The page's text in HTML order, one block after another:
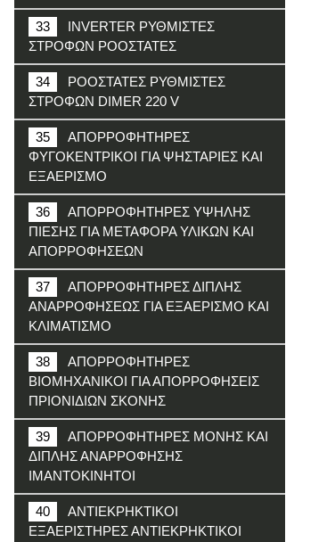
33
INVERTER ΡΥΘΜΙΣΤΕΣ
ΣΤΡΟΦΩΝ ΡΟΟΣΤΑΤΕΣ
34
ΡΟΟΣΤΑΤΕΣ ΡΥΘΜΙΣΤΕΣ
ΣΤΡΟΦΩΝ DIMER 220 V
35
ΑΠΟΡΡΟΦΗΤΗΡΕΣ
ΦΥΓΟΚΕΝΤΡΙΚΟΙ ΓΙΑ ΨΗΣΤΑΡΙΕΣ ΚΑΙ
ΕΞΑΕΡΙΣΜΟ
36
ΑΠΟΡΡΟΦΗΤΗΡΕΣ ΥΨΗΛΗΣ
ΠΙΕΣΗΣ ΓΙΑ ΜΕΤΑΦΟΡΑ ΥΛΙΚΩΝ ΚΑΙ
ΑΠΟΡΡΟΦΗΣΕΩΝ
37
ΑΠΟΡΡΟΦΗΤΗΡΕΣ ΔΙΠΛΗΣ
ΑΝΑΡΡΟΦΗΣΕΩΣ ΓΙΑ ΕΞΑΕΡΙΣΜΟ ΚΑΙ
ΚΛΙΜΑΤΙΣΜΟ
38
ΑΠΟΡΡΟΦΗΤΗΡΕΣ
ΒΙΟΜΗΧΑΝΙΚΟΙ ΓΙΑ ΑΠΟΡΡΟΦΗΣΕΙΣ
ΠΡΙΟΝΙΔΙΩΝ ΣΚΟΝΗΣ
39
ΑΠΟΡΡΟΦΗΤΗΡΕΣ ΜΟΝΗΣ ΚΑΙ
ΔΙΠΛΗΣ ΑΝΑΡΡΟΦΗΣΗΣ
ΙΜΑΝΤΟΚΙΝΗΤΟΙ
40
ΑΝΤΙΕΚΡΗΚΤΙΚΟΙ
ΕΞΑΕΡΙΣΤΗΡΕΣ ΑΝΤΙΕΚΡΗΚΤΙΚΟΙ